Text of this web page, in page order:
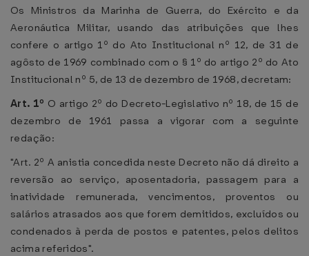
Os Ministros da Marinha de Guerra, do Exército e da
Aeronáutica Militar, usando das atribuições que lhes
confere o artigo 1º do Ato Institucional nº 12, de 31 de
agôsto de 1969 combinado com o § 1º do artigo 2º do Ato
Institucional nº 5, de 13 de dezembro de 1968, decretam:
Art. 1º O artigo 2º do Decreto-Legislativo nº 18, de 15 de
dezembro de 1961 passa a vigorar com a seguinte
redação:
"Art. 2º A anistia concedida neste Decreto não dá direito a
reversão ao serviço, aposentadoria, passagem para a
inatividade remunerada, vencimentos, proventos ou
salários atrasados aos que forem demitidos, excluídos ou
condenados à perda de postos e patentes, pelos delitos
acima referidos".